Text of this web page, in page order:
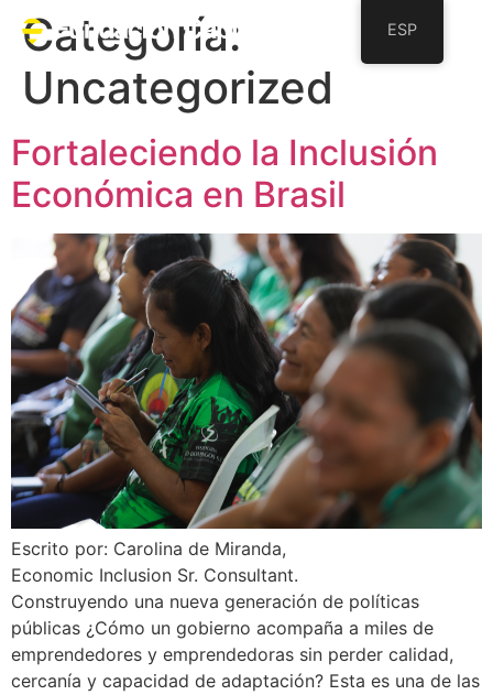
Categoría:
Uncategorized
Fortaleciendo la Inclusión
Económica en Brasil
Escrito por: Carolina de Miranda,
Economic Inclusion Sr. Consultant.
Construyendo una nueva generación de políticas
públicas ¿Cómo un gobierno acompaña a miles de
emprendedores y emprendedoras sin perder calidad,
cercanía y capacidad de adaptación? Esta es una de las
ESP